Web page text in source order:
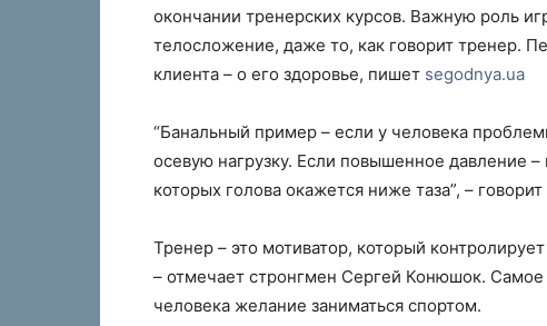
окончании тренерских курсов. Важную роль
телосложение, даже то, как говорит тренер.
клиента – о его здоровье, пишет segodnya.ua
“Банальный пример – если у человека
осевую нагрузку. Если повышенное давление
которых голова окажется ниже таза”, –
Тренер – это мотиватор, который
– отмечает стронгмен Сергей Конюшок.
человека желание заниматься спортом.